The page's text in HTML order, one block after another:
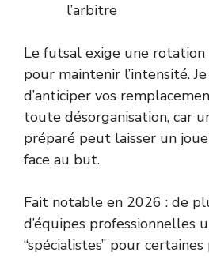
l’arbitre
Le futsal exige une rotation
pour maintenir l’intensité.
d’anticiper vos
toute désorganisation, car
préparé peut laisser un
face au but.
Fait notable en 2026 : de
d’équipes professionnelles
“spécialistes” pour